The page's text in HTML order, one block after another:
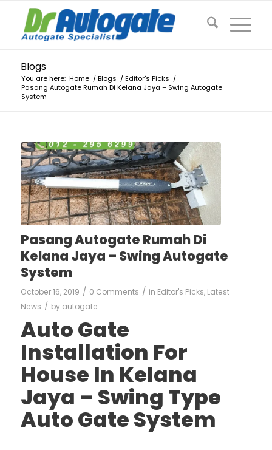
Blogs
You are here: Home / Blogs / Editor's Picks /
Pasang Autogate Rumah Di Kelana Jaya – Swing Autogate
System
Pasang Autogate Rumah Di
Kelana Jaya – Swing Autogate
System
October 16, 2019 / 0 Comments / in Editor's Picks, Latest
News / by autogate
Auto Gate
Installation For
House In Kelana
Jaya – Swing Type
Auto Gate System